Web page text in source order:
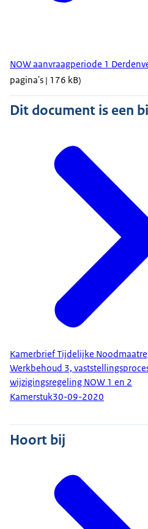
NOW aanvraagperiode 1
pagina's | 176 kB)
Dit document is een
Kamerbrief Tijdelijke
Werkbehoud 3,
wijzigingsregeling NOW 1 en 2
Kamerstuk30-09-2020
Hoort bij